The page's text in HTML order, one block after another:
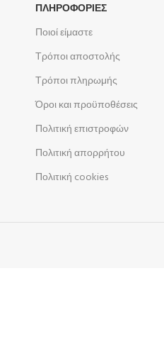
ΠΛΗΡΟΦΟΡΊΕΣ
Ποιοί είμαστε
Τρόποι αποστολής
Τρόποι πληρωμής
Όροι και προϋποθέσεις
Πολιτική επιστροφών
Πολιτική απορρήτου
Πολιτική cookies